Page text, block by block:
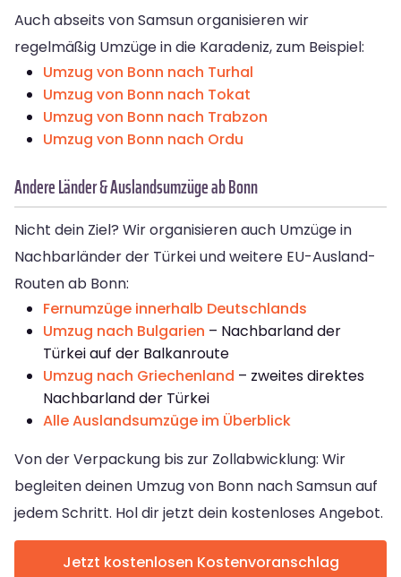
Auch abseits von Samsun organisieren wir
regelmäßig Umzüge in die Karadeniz, zum Beispiel:
Umzug von Bonn nach Turhal
Umzug von Bonn nach Tokat
Umzug von Bonn nach Trabzon
Umzug von Bonn nach Ordu
Andere Länder & Auslandsumzüge ab Bonn
Nicht dein Ziel? Wir organisieren auch Umzüge in
Nachbarländer der Türkei und weitere EU-Ausland-
Routen ab Bonn:
Fernumzüge innerhalb Deutschlands
Umzug nach Bulgarien – Nachbarland der
Türkei auf der Balkanroute
Umzug nach Griechenland – zweites direktes
Nachbarland der Türkei
Alle Auslandsumzüge im Überblick
Von der Verpackung bis zur Zollabwicklung: Wir
begleiten deinen Umzug von Bonn nach Samsun auf
jedem Schritt. Hol dir jetzt dein kostenloses Angebot.
Jetzt kostenlosen Kostenvoranschlag